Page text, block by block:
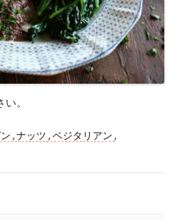
。
,ナッツ ,ベジタリアン ,